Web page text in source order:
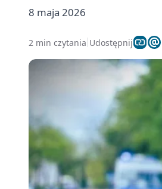
8 maja 2026
2 min czytania Udostępnij